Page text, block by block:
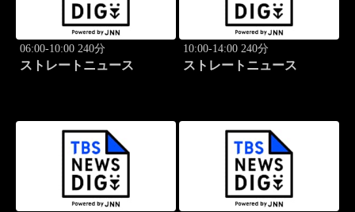
06:00-10:00 240分
ストレートニュース
10:00-14:00 240分
ストレートニュース